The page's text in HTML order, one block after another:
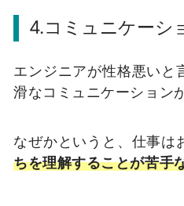
4.コミュニケーシ
エンジニアが性格悪いと
滑なコミュニケーション
なぜかというと、仕事は
ちを理解することが苦手